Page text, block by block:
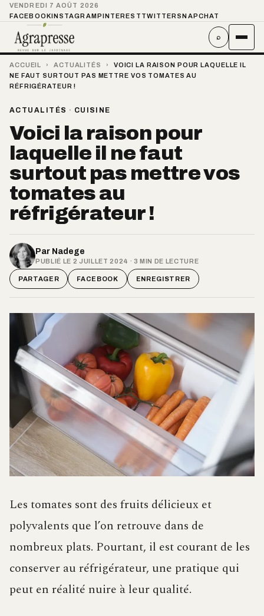
VENDREDI 7 AOÛT 2026
FACEBOOKINSTAGRAMPINTEREST TWITTER SNAPCHAT
⌕
ACCUEIL › ACTUALITÉS ›
VOICI LA RAISON POUR LAQUELLE IL
NE FAUT SURTOUT PAS METTRE VOS TOMATES AU
RÉFRIGÉRATEUR !
ACTUALITÉS · CUISINE
Voici la raison pour
laquelle il ne faut
surtout pas mettre vos
tomates au
réfrigérateur !
Par Nadege
PUBLIÉ LE 2 JUILLET 2024 · 3 MIN DE LECTURE
PARTAGER FACEBOOK ENREGISTRER
Les tomates sont des fruits délicieux et
polyvalents que l’on retrouve dans de
nombreux plats. Pourtant, il est courant de les
conserver au réfrigérateur, une pratique qui
peut en réalité nuire à leur qualité.